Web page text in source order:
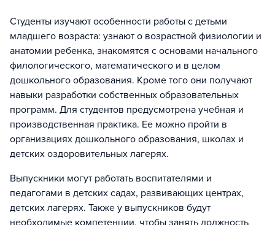
Студенты изучают особенности работы с детьми
младшего возраста: узнают о возрастной физиологии и
анатомии ребенка, знакомятся с основами начального
филологического, математического и в целом
дошкольного образования. Кроме того они получают
навыки разработки собственных образовательных
программ. Для студентов предусмотрена учебная и
производственная практика. Ее можно пройти в
организациях дошкольного образования, школах и
детских оздоровительных лагерях.
Выпускники могут работать воспитателями и
педагогами в детских садах, развивающих центрах,
детских лагерях. Также у выпускников будут
необходимые компетенции, чтобы занять должность